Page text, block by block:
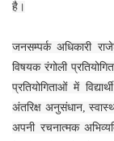
है।
जनसम्पर्क अधिकारी
विषयक रंगोली
प्रतियोगिताओं में
अंतरिक्ष अनुसंधान,
अपनी रचनात्मक